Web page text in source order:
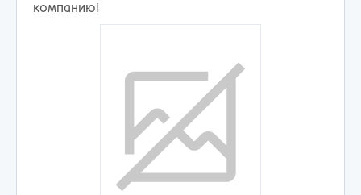
компанию!